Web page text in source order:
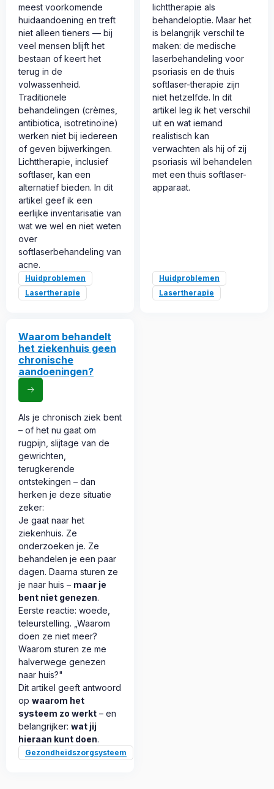
meest voorkomende
huidaandoening en treft
niet alleen tieners — bij
veel mensen blijft het
bestaan of keert het
terug in de
volwassenheid.
Traditionele
behandelingen (crèmes,
antibiotica, isotretinoïne)
werken niet bij iedereen
of geven bijwerkingen.
Lichttherapie, inclusief
softlaser, kan een
alternatief bieden. In dit
artikel geef ik een
eerlijke inventarisatie van
wat we wel en niet weten
over
softlaserbehandeling van
acne.
Huidproblemen
Lasertherapie
lichttherapie als
behandeloptie. Maar het
is belangrijk verschil te
maken: de medische
laserbehandeling voor
psoriasis en de thuis
softlaser-therapie zijn
niet hetzelfde. In dit
artikel leg ik het verschil
uit en wat iemand
realistisch kan
verwachten als hij of zij
psoriasis wil behandelen
met een thuis softlaser-
apparaat.
Huidproblemen
Lasertherapie
Waarom behandelt
het ziekenhuis geen
chronische
aandoeningen?
Als je chronisch ziek bent
– of het nu gaat om
rugpijn, slijtage van de
gewrichten,
terugkerende
ontstekingen – dan
herken je deze situatie
zeker:
Je gaat naar het
ziekenhuis. Ze
onderzoeken je. Ze
behandelen je een paar
dagen. Daarna sturen ze
je naar huis – maar je
bent niet genezen.
Eerste reactie: woede,
teleurstelling. „Waarom
doen ze niet meer?
Waarom sturen ze me
halverwege genezen
naar huis?"
Dit artikel geeft antwoord
op waarom het
systeem zo werkt – en
belangrijker: wat jij
hieraan kunt doen.
Gezondheidszorgsysteem